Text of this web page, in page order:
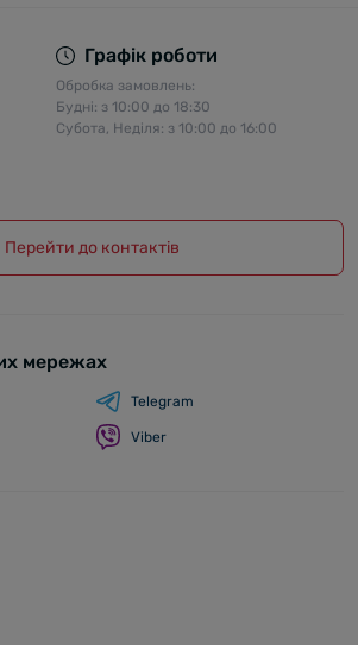
Графік роботи
Обробка замовлень:
Будні: з 10:00 до 18:30
Субота, Неділя: з 10:00 до 16:00
Перейти до контактів
мережах
Telegram
Viber